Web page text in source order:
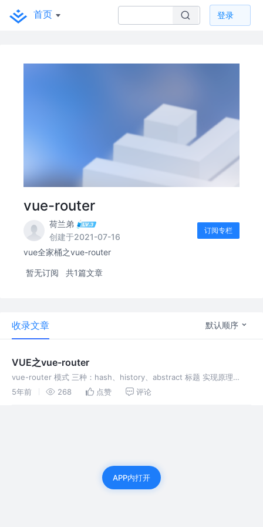
首页 登录
vue-router
荷兰弟
创建于2021-07-16
订阅专栏
vue全家桶之vue-router
暂无订阅 共1篇文章
收录文章 默认顺序
VUE之vue-router
vue-router 模式 三种：hash、history、abstract 标题 实现原理
hash 通过浏览器自带的window.onhashchange()方法，监听匹配url
5年前 268 点赞 评论
APP内打开